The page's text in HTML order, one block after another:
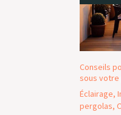
Conseils
sous votre
Éclairage,
pergolas,